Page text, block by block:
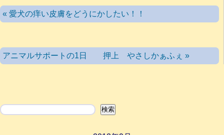
« 愛犬の痒い皮膚をどうにかしたい！！
アニマルサポートの1日 押上 やさしかぁふぇ »
検索 検索